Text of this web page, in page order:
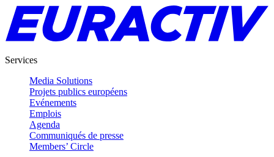
Services
Media Solutions
Projets publics européens
Evénements
Emplois
Agenda
Communiqués de presse
Members’ Circle